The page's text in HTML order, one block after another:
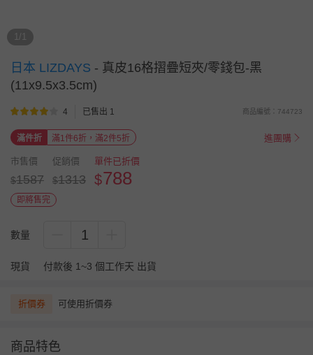
1/1
日本 LIZDAYS - 真皮16格摺疊短夾/零錢包-黑
(11x9.5x3.5cm)
4 已售出 1 商品編號：744723
滿件折 滿1件6折，滿2件5折 進團購
市售價
$1587
促銷價
$1313
單件已折價
$788
即將售完
數量 1
現貨 付款後 1~3 個工作天 出貨
折價券 可使用折價券
商品特色